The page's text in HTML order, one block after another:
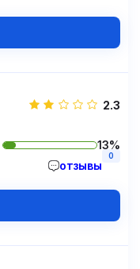
2.3
13%
отзывы
0